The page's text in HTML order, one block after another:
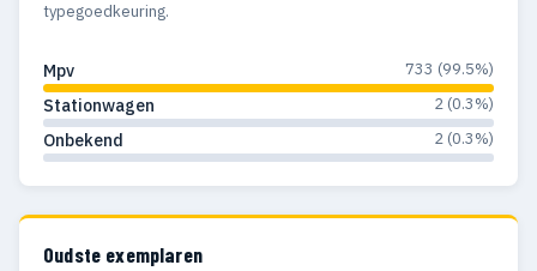
typegoedkeuring.
Mpv 733 (99.5%)
Stationwagen 2 (0.3%)
Onbekend 2 (0.3%)
Oudste exemplaren